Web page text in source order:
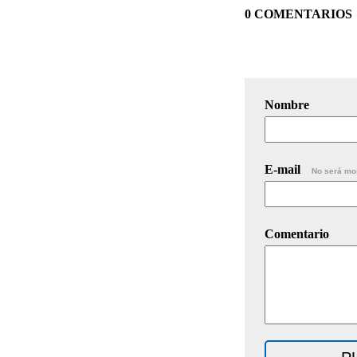
0 COMENTARIOS
Nombre
E-mail No será
Comentario